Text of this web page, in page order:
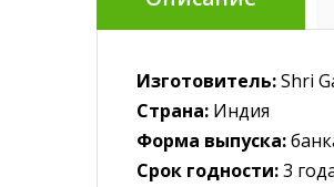
Изготовитель:Shri
Страна: Индия
Форма выпуска:
Срок годности:3